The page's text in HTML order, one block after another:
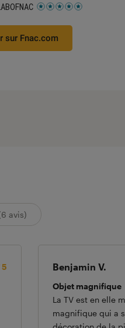
5 étoiles sur 5
sur Fnac.com
avis)
5
Benjamin V.
Objet magnifique
La TV est en elle
magnifique qui a